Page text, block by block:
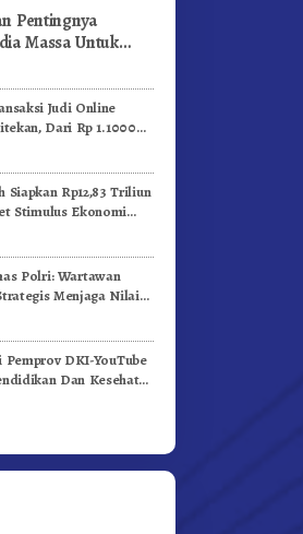
Pentingnya
Massa Untuk
Judi Online
Dari Rp 1.1000
Rp 268 Triliun
Siapkan Rp12,83 Triliun
Stimulus Ekonomi
Polri: Wartawan
Menjaga Nilai
Demokrasi, dan NKRI
Pemprov DKI-YouTube
Dan Kesehatan